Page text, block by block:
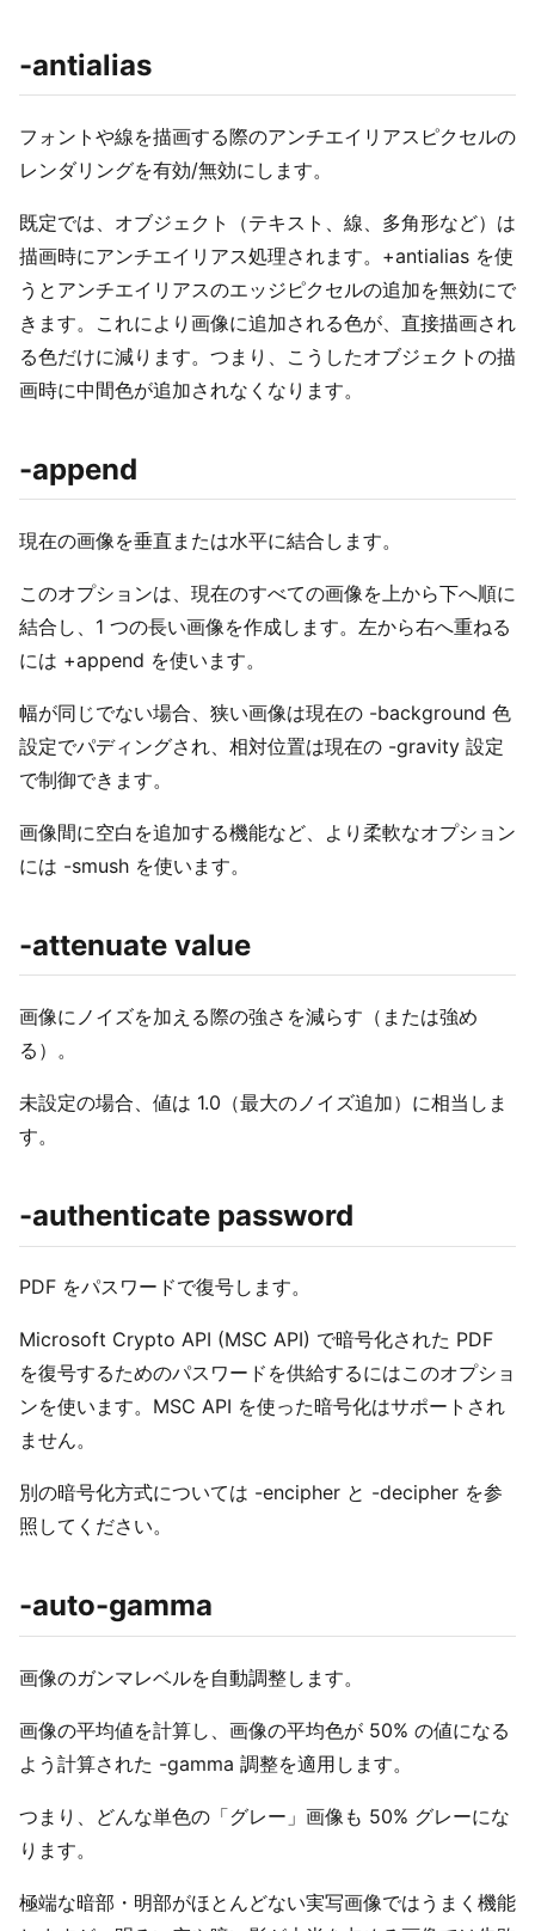
-antialias
フォントや線を描画する際のアンチエイリアスピクセルの
レンダリングを有効/無効にします。
既定では、オブジェクト（テキスト、線、多角形など）は
描画時にアンチエイリアス処理されます。+antialias を使
うとアンチエイリアスのエッジピクセルの追加を無効にで
きます。これにより画像に追加される色が、直接描画され
る色だけに減ります。つまり、こうしたオブジェクトの描
画時に中間色が追加されなくなります。
-append
現在の画像を垂直または水平に結合します。
このオプションは、現在のすべての画像を上から下へ順に
結合し、1 つの長い画像を作成します。左から右へ重ねる
には +append を使います。
幅が同じでない場合、狭い画像は現在の -background 色
設定でパディングされ、相対位置は現在の -gravity 設定
で制御できます。
画像間に空白を追加する機能など、より柔軟なオプション
には -smush を使います。
-attenuate value
画像にノイズを加える際の強さを減らす（または強め
る）。
未設定の場合、値は 1.0（最大のノイズ追加）に相当しま
す。
-authenticate password
PDF をパスワードで復号します。
Microsoft Crypto API (MSC API) で暗号化された PDF
を復号するためのパスワードを供給するにはこのオプショ
ンを使います。MSC API を使った暗号化はサポートされ
ません。
別の暗号化方式については -encipher と -decipher を参
照してください。
-auto-gamma
画像のガンマレベルを自動調整します。
画像の平均値を計算し、画像の平均色が 50% の値になる
よう計算された -gamma 調整を適用します。
つまり、どんな単色の「グレー」画像も 50% グレーにな
ります。
極端な暗部・明部がほとんどない実写画像ではうまく機能